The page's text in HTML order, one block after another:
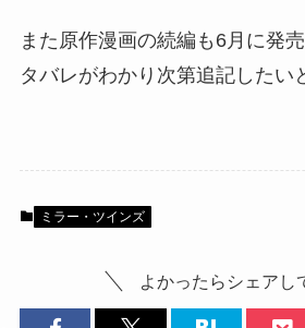
また原作漫画の続編も6月に発
タバレがわかり次第追記したい
ミラー・ツインズ
よかったらシェアし